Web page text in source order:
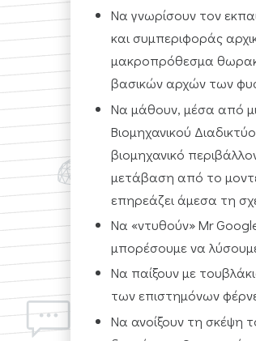
Να γνωρίσουν τον
και συμπεριφοράς
μακροπρόθεσμα
βασικών αρχών των
Να μάθουν, μέσα από
Βιομηχανικού
βιομηχανικό
μετάβαση από το
επηρεάζει άμεσα τη
Να «ντυθούν» Mr
μπορέσουμε να
Να παίξουν με
των επιστημόνων
Να ανοίξουν τη σκέψη